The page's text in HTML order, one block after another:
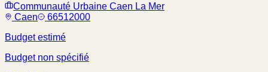
Communauté Urbaine Caen La Mer
Caen
66512000
Budget estimé
Budget non spécifié